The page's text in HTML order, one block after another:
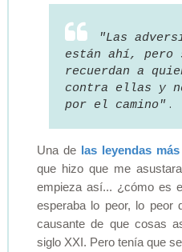
"Las
están ahí, pero
recuerdan a
contra ellas y
por el camino".
Una de las leyendas
que hizo que me
empieza así... ¿cómo es
esperaba lo peor, lo peor
causante de que cosas
siglo XXI. Pero tenía que